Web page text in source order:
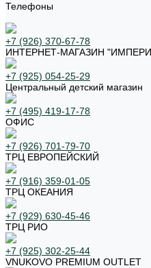
Телефоны
+7 (926) 370-67-78
ИНТЕРНЕТ-МАГАЗИН
+7 (925) 054-25-29
Центральный детский магазин
+7 (495) 419-17-78
ОФИС
+7 (926) 701-79-70
ТРЦ ЕВРОПЕЙСКИЙ
+7 (916) 359-01-05
ТРЦ ОКЕАНИЯ
+7 (929) 630-45-46
ТРЦ РИО
+7 (925) 302-25-44
VNUKOVO PREMIUM OUTLET